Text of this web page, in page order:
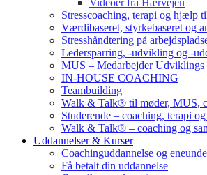
Videoer fra Hærvejen
Stresscoaching, terapi og hjælp
Værdibaseret, styrkebaseret og
Stresshåndtering på
Ledersparring, -udvikling og -
MUS – Medarbejder Udviklings
IN-HOUSE COACHING
Teambuilding
Walk & Talk® til møder, MUS,
Studerende – coaching, terapi
Walk & Talk® – coaching og
Uddannelser & Kurser
Coachinguddannelse og
Få betalt din uddannelse